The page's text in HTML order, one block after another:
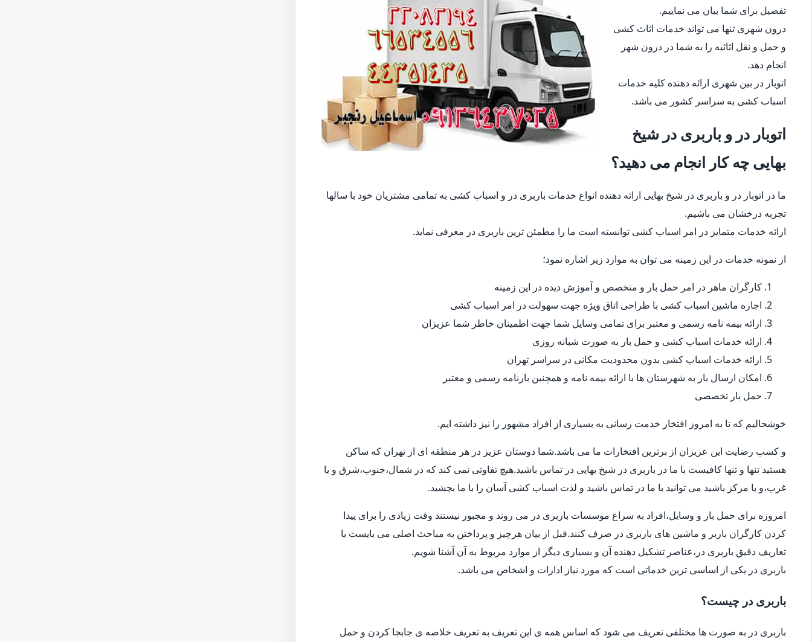
تفصیل برای شما بیان می نماییم.
درون شهری تنها می تواند خدمات اثاث کشی
و حمل و نقل اثاثیه را به شما در درون شهر
انجام دهد.
اتوبار در بین شهری ارائه دهنده کلیه خدمات
اسباب کشی به سراسر کشور می باشد.
اتوبار در و باربری در شیخ
بهایی چه کار انجام می دهید؟
ما در اتوبار در و باربری در شیخ بهایی ارائه دهنده انواع خدمات باربری در و اسباب کشی به تمامی مشتریان خود با سالها
تجربه درخشان می باشیم.
ارائه خدمات متمایز در امر اسباب کشی توانسته است ما را مطمئن ترین باربری در معرفی نماید.
از نمونه خدمات در این زمینه می توان به موارد زیر اشاره نمود؛
کارگران ماهر در امر حمل بار و متخصص و آموزش دیده در این زمینه
اجاره ماشین اسباب کشی با طراحی اتاق ویژه جهت سهولت در امر اسباب کشی
ارائه بیمه نامه رسمی و معتبر برای تمامی وسایل شما جهت اطمینان خاطر شما عزیزان
ارائه خدمات اسباب کشی و حمل بار به صورت شبانه روزی
ارائه خدمات اسباب کشی بدون محدودیت مکانی در سراسر تهران
امکان ارسال بار به شهرستان ها با ارائه بیمه نامه و همچنین بارنامه رسمی و معتبر
حمل بار تخصصی
خوشحالیم که تا به امروز افتخار خدمت رسانی به بسیاری از افراد مشهور را نیز داشته ایم.
و کسب رضایت این عزیزان از برترین افتخارات ما می باشد.شما دوستان عزیز در هر منطقه ای از تهران که ساکن
هستید تنها و تنها کافیست با ما در باربری در شیخ بهایی در تماس باشید.هیچ تفاوتی نمی کند که در شمال،جنوب،شرق و یا
غرب،و با مرکز باشید می توانید با ما در تماس باشید و لذت اسباب کشی آسان را با ما بچشید.
امروزه برای حمل بار و وسایل،افراد به سراغ موسسات باربری در می روند و مجبور نیستند وقت زیادی را برای پیدا
کردن کارگران باربر و ماشین های باربری در صرف کنند.قبل از بیان هرچیز و پرداختن به مباحث اصلی می بایست با
تعاریف دقیق باربری در،عناصر تشکیل دهنده آن و بسیاری دیگر از موارد مربوط به آن آشنا شویم.
باربری در یکی از اساسی ترین خدماتی است که مورد نیاز ادارات و اشخاص می باشد.
باربری در چیست؟
باربری در به صورت ها مختلفی تعریف می شود که اساس همه ی این تعریف به تعریف خلاصه ی جابجا کردن و حمل